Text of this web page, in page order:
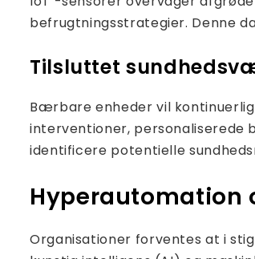
befrugtningsstrategier. Denne
Tilsluttet
Bærbare enheder vil
interventioner, personaliserede
identificere potentielle
Hyperautomation
Organisationer forventes at i